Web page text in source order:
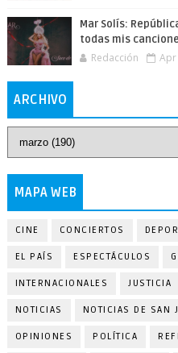
Mar Solís:
todas mis
Redacción Apr
ARCHIVO
MAPA WEB
CINE CONCIERTOS
EL PAÍS ESPECTÁCULOS
INTERNACIONALES JUSTICIA
NOTICIAS NOTICIAS DE SAN
OPINIONES POLÍTICA